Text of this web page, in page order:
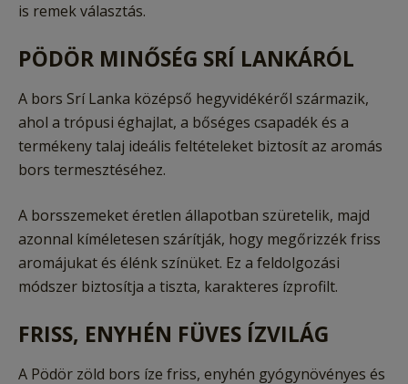
is remek választás.
PÖDÖR MINŐSÉG SRÍ LANKÁRÓL
A bors Srí Lanka középső hegyvidékéről származik,
ahol a trópusi éghajlat, a bőséges csapadék és a
termékeny talaj ideális feltételeket biztosít az aromás
bors termesztéséhez.
A borsszemeket éretlen állapotban szüretelik, majd
azonnal kíméletesen szárítják, hogy megőrizzék friss
aromájukat és élénk színüket. Ez a feldolgozási
módszer biztosítja a tiszta, karakteres ízprofilt.
FRISS, ENYHÉN FÜVES ÍZVILÁG
A Pödör zöld bors íze friss, enyhén gyógynövényes és